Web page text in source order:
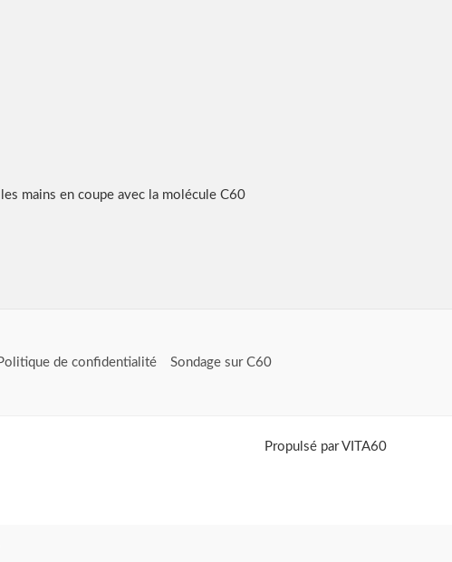
mains en coupe avec la molécule C60
de confidentialité Sondage sur C60
Propulsé par VITA60